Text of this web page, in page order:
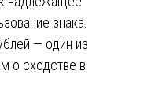
знака.
— один из
о сходстве в